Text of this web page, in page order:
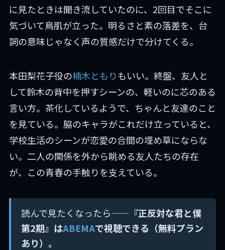
に見たときは聞き流していたのに、2回目でそこに
気づいて鳥肌が立った。明るさと素の落差を、台
詞の意味じゃなく声の質感だけで分けてくる。
本田梨花子役の楠木ともりもいい。終盤、友人と
して鈴木の背中を押すシーンの、軽いのに芯のある
言い方。茶化しているようで、ちゃんと友達のこと
を見ている。脇のキャラがこれだけ立っていると、
学校生活のシーンが恋愛の合間の埋め草にならな
い。二人の関係を外から眺める友人たちの存在
が、この青春の手触りを支えている。
読んで見たくなったら—— 『正反対な君と僕
第2期』はABEMAで視聴できる（無料プラン
あり）。